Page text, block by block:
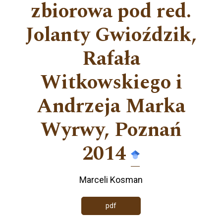
zbiorowa pod red.
Jolanty Gwioździk,
Rafała
Witkowskiego i
Andrzeja Marka
Wyrwy, Poznań
2014
Marceli Kosman
pdf